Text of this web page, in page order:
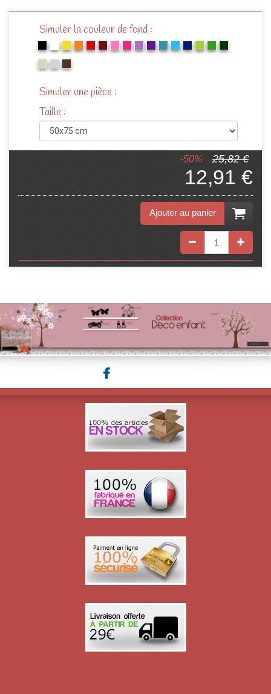
Simuler la couleur de fond :
Simuler une pièce :
Taille :
-50% 25,82 €
12,91 €
Ajouter au panier